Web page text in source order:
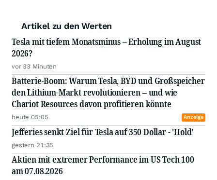
Artikel zu den Werten
Tesla mit tiefem Monatsminus – Erholung im August
2026?
vor 33 Minuten
Batterie-Boom: Warum Tesla, BYD und Großspeicher
den Lithium-Markt revolutionieren – und wie
Chariot Resources davon profitieren könnte
heute 05:05 Anzeige
Jefferies senkt Ziel für Tesla auf 350 Dollar - 'Hold'
gestern 21:35
Aktien mit extremer Performance im US Tech 100
am 07.08.2026